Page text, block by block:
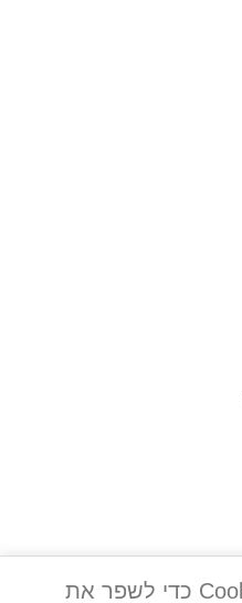
אנו משתמשים בקובצי Cookie כדי לשפר את